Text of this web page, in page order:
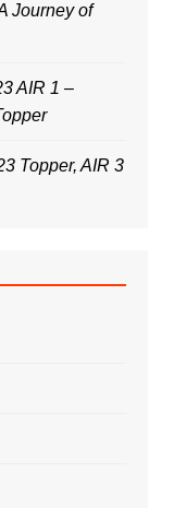
Journey of
AIR 1 –
Topper, AIR 3